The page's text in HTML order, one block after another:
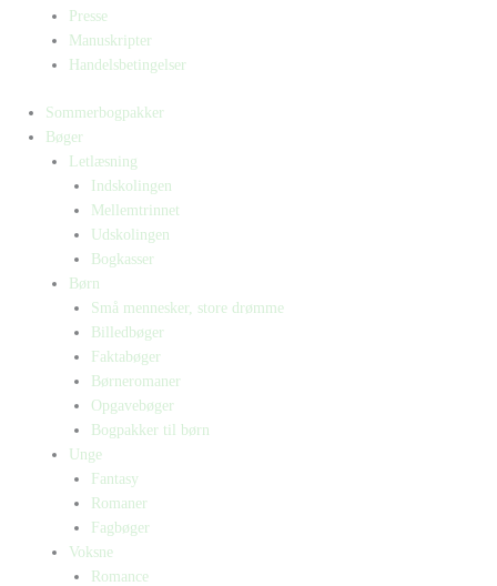
Presse
Manuskripter
Handelsbetingelser
Sommerbogpakker
Bøger
Letlæsning
Indskolingen
Mellemtrinnet
Udskolingen
Bogkasser
Børn
Små mennesker, store drømme
Billedbøger
Faktabøger
Børneromaner
Opgavebøger
Bogpakker til børn
Unge
Fantasy
Romaner
Fagbøger
Voksne
Romance